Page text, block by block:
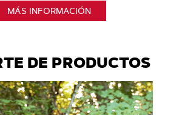
MÁS INFORMACIÓN
DE PRODUCTOS